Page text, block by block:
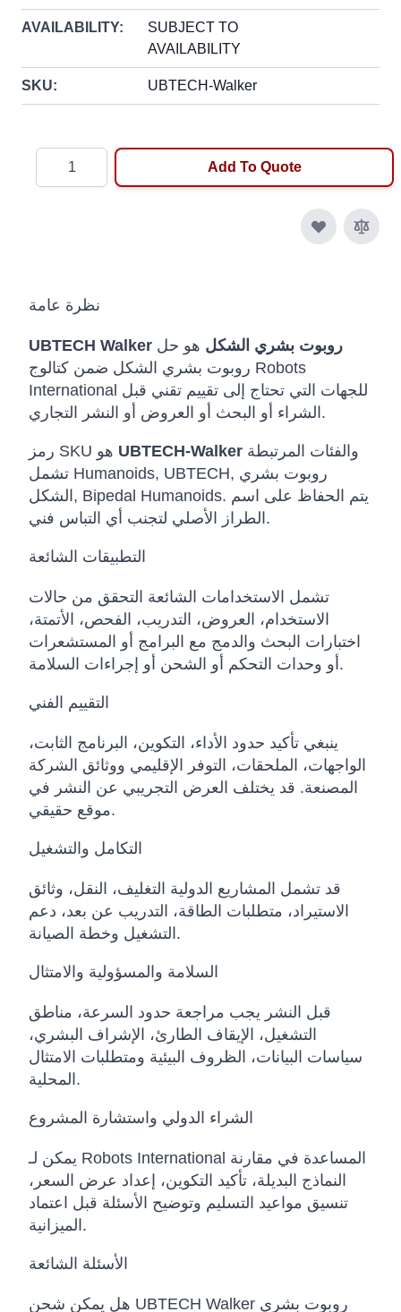
AVAILABILITY:
SUBJECT TO
AVAILABILITY
SKU: UBTECH-Walker
Add To Quote
نظرة عامة
UBTECH Walker روبوت بشري الشكل هو حل
روبوت بشري الشكل ضمن كتالوج Robots
International للجهات التي تحتاج إلى تقييم تقني قبل
الشراء أو البحث أو العروض أو النشر التجاري.
UBTECH-Walker
تشمل Humanoids, UBTECH, روبوت بشري
الشكل, Bipedal Humanoids. يتم الحفاظ على اسم
الطراز الأصلي لتجنب أي التباس فني.
التطبيقات الشائعة
تشمل الاستخدامات الشائعة التحقق من حالات
الاستخدام، العروض، التدريب، الفحص، الأتمتة،
اختبارات البحث والدمج مع البرامج أو المستشعرات
أو وحدات التحكم أو الشحن أو إجراءات السلامة.
التقييم الفني
ينبغي تأكيد حدود الأداء، التكوين، البرنامج الثابت،
الواجهات، الملحقات، التوفر الإقليمي ووثائق الشركة
المصنعة. قد يختلف العرض التجريبي عن النشر في
موقع حقيقي.
التكامل والتشغيل
قد تشمل المشاريع الدولية التغليف، النقل، وثائق
الاستيراد، متطلبات الطاقة، التدريب عن بعد، دعم
التشغيل وخطة الصيانة.
السلامة والمسؤولية والامتثال
قبل النشر يجب مراجعة حدود السرعة، مناطق
التشغيل، الإيقاف الطارئ، الإشراف البشري،
سياسات البيانات، الظروف البيئية ومتطلبات الامتثال
المحلية.
الشراء الدولي واستشارة المشروع
يمكن لـ Robots International المساعدة في مقارنة
النماذج البديلة، تأكيد التكوين، إعداد عرض السعر،
تنسيق مواعيد التسليم وتوضيح الأسئلة قبل اعتماد
الميزانية.
الأسئلة الشائعة
هل يمكن شحن UBTECH Walker روبوت بشري